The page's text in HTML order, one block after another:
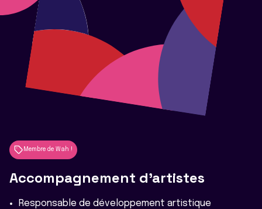
Membre de Wah !
Accompagnement d'artistes
Responsable de développement artistique